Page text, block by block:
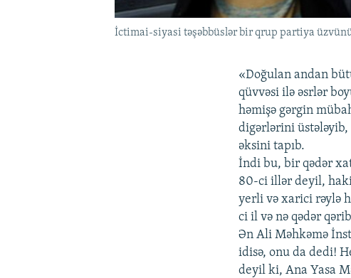
İctimai-siyasi təşəbbüslər bir qrup partiya
«Doğulan andan
qüvvəsi ilə əsrlər
həmişə gərgin
digərlərini üstələyib,
əksini tapıb.
İndi bu, bir qədər
80-ci illər deyil,
yerli və xarici rəylə
ci il və nə qədər
Ən Ali Məhkəmə
idisə, onu da dedi!
deyil ki, Ana Yasa